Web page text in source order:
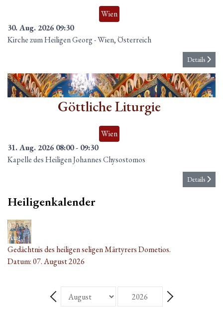
Wien
30. Aug. 2026 09:30
Kirche zum Heiligen Georg-Wien, Österreich
Details
31
Aug.
Göttliche Liturgie
Wien
31. Aug. 2026 08:00- 09:30
Kapelle des Heiligen Johannes Chysostomos
Details
Heiligenkalender
07
Aug.
Gedächtnis des heiligen seligen Märtyrers Dometios.
Datum:07. August 2026
Zurück - Monat
Monat
Weiter - Monat